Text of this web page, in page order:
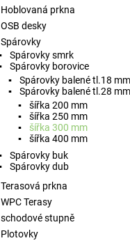
Hoblovaná prkna
OSB desky
Spárovky
Spárovky smrk
Spárovky borovice
Spárovky balené tl.18 mm
Spárovky balené tl.28 mm
šířka 200 mm
šířka 250 mm
šířka 300 mm
šířka 400 mm
Spárovky buk
Spárovky dub
Terasová prkna
WPC Terasy
schodové stupně
Plotovky